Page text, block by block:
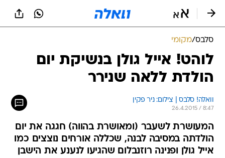
סלבס/מקומי
לוהט! אייל גולן בנשיקת יום
הולדת ללאה שנירר
וואלה! סלבס | צילום: ניר פקין
26.4.2015 / 8:47
המעושרת לשעבר (ומאושרת בהווה) חגגה את יום
הולדתה במסיבה לבנה, שכללה אורחים נוצצים כמו
אייל גולן ופנינה רוזנבלום שהגיעו לנענע את הישבן